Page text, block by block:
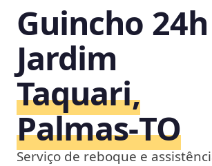
Guincho
Jardim
Taquari,
Palmas‑TO
Serviço de reboque e